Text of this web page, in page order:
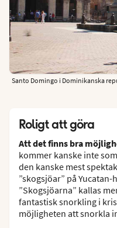
Santo Domingo i Dominikanska
Roligt att göra
Att det finns bra
kommer kanske inte
den kanske mest
”skogsjöar” på
”Skogsjöarna” kallas
fantastisk snorkling i
möjligheten att snorkla